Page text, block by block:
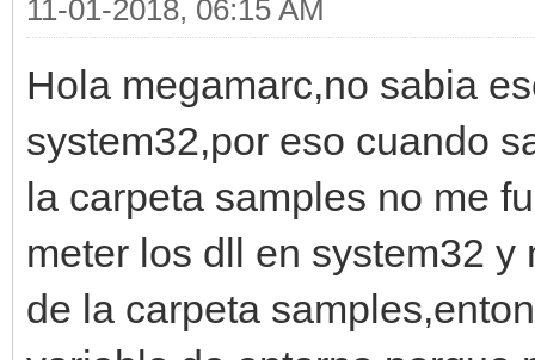
11-01-2018, 06:15 AM
Hola megamarc,no sabia
system32,por eso cuando
la carpeta samples no me
meter los dll en system32
de la carpeta